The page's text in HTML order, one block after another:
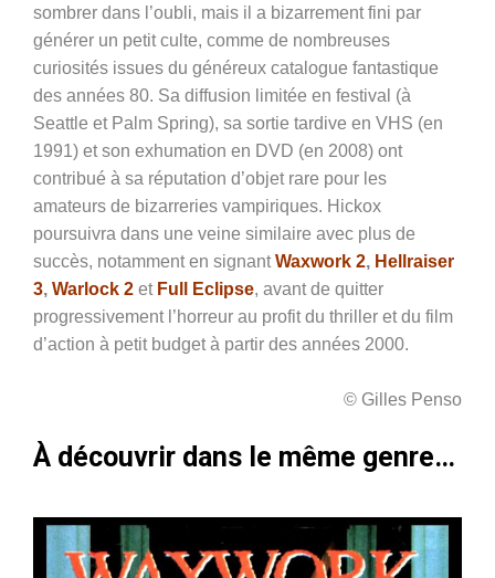
sombrer dans l’oubli, mais il a bizarrement fini par
générer un petit culte, comme de nombreuses
curiosités issues du généreux catalogue fantastique
des années 80. Sa diffusion limitée en festival (à
Seattle et Palm Spring), sa sortie tardive en VHS (en
1991) et son exhumation en DVD (en 2008) ont
contribué à sa réputation d’objet rare pour les
amateurs de bizarreries vampiriques. Hickox
poursuivra dans une veine similaire avec plus de
succès, notamment en signantWaxwork 2, Hellraiser
3, Warlock 2 et Full Eclipse, avant de quitter
progressivement l’horreur au profit du thriller et du film
d’action à petit budget à partir des années 2000.
© Gilles Penso
À découvrir dans le même genre…